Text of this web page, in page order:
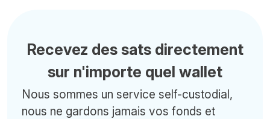
Recevez des sats directement
sur n'importe quel wallet
Nous sommes un service self-custodial,
nous ne gardons jamais vos fonds et